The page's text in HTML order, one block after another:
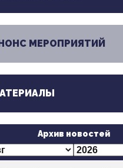
МЕРОПРИЯТИЙ
Архив новостей